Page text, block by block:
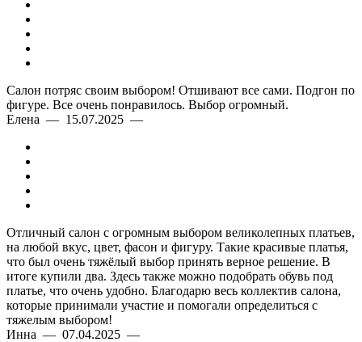
Салон потряс своим выбором! Отшивают все сами. Подгон по
фигуре. Все очень понравилось. Выбор огромный.
Елена — 15.07.2025 —
Отличный салон с огромным выбором великолепных платьев,
на любой вкус, цвет, фасон и фигуру. Такие красивые платья,
что был очень тяжёлый выбор принять верное решение. В
итоге купили два. Здесь также можно подобрать обувь под
платье, что очень удобно. Благодарю весь коллектив салона,
которые принимали участие и помогали определиться с
тяжелым выбором!
Инна — 07.04.2025 —